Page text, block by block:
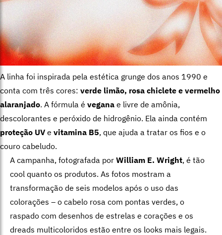
A linha foi inspirada pela estética grunge dos anos 1990 e
conta com três cores: verde limão, rosa chiclete e vermelho
alaranjado. A fórmula é vegana e livre de amônia,
descolorantes e peróxido de hidrogênio. Ela ainda contém
proteção UV e vitamina B5, que ajuda a tratar os fios e o
couro cabeludo.
A campanha, fotografada por William E. Wright, é tão
cool quanto os produtos. As fotos mostram a
transformação de seis modelos após o uso das
colorações – o cabelo rosa com pontas verdes, o
raspado com desenhos de estrelas e corações e os
dreads multicoloridos estão entre os looks mais legais.